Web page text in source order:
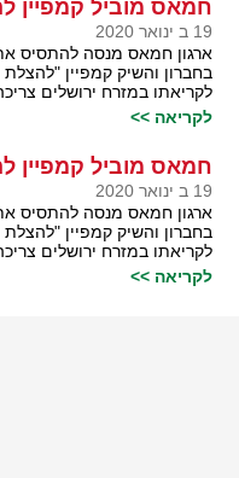
חמאס מוביל קמפיין
19 ב ינואר 2020
ארגון חמאס מנסה להתסיס
בחברון והשיק קמפיין
לקריאתו במזרח ירושלים
לקריאה >>
חמאס מוביל קמפיין
19 ב ינואר 2020
ארגון חמאס מנסה להתסיס
בחברון והשיק קמפיין
לקריאתו במזרח ירושלים
לקריאה >>